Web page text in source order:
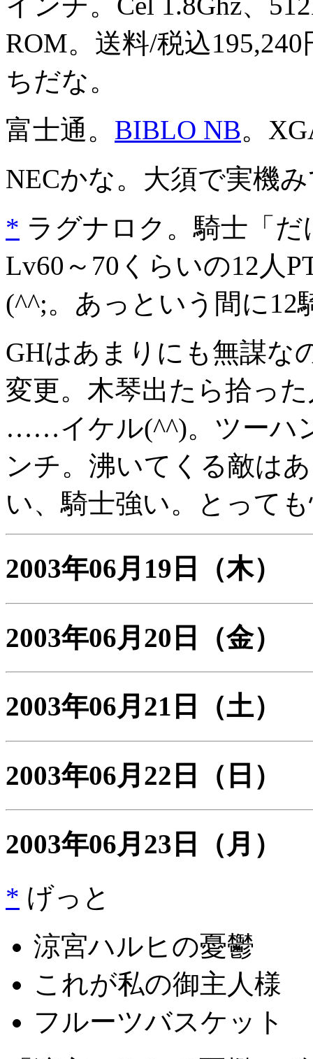
ROM。送料/税込
ちだな。
富士通。 BIBLO NB。
NECかな。大須で実機
* ラグナロク。騎士「
Lv60～70くらいの12人
(^^;。あっという間に12
GHはあまりにも無謀な
変更。木琴出たら拾っ
……イケル(^^)。ツーハ
ンチ。沸いてくる敵は
い、騎士強い。とって
2003年06月19日 （木）
2003年06月20日 （金）
2003年06月21日 （土）
2003年06月22日 （日）
2003年06月23日
（月）
* げっと
涼宮ハルヒの憂鬱
これが私の御主人様
フルーツバスケット